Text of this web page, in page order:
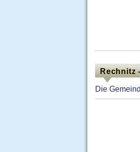
Rechnitz
Die